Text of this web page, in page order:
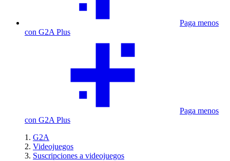
Paga menos
con G2A Plus
Paga menos
con G2A Plus
G2A
Videojuegos
Suscripciones a videojuegos